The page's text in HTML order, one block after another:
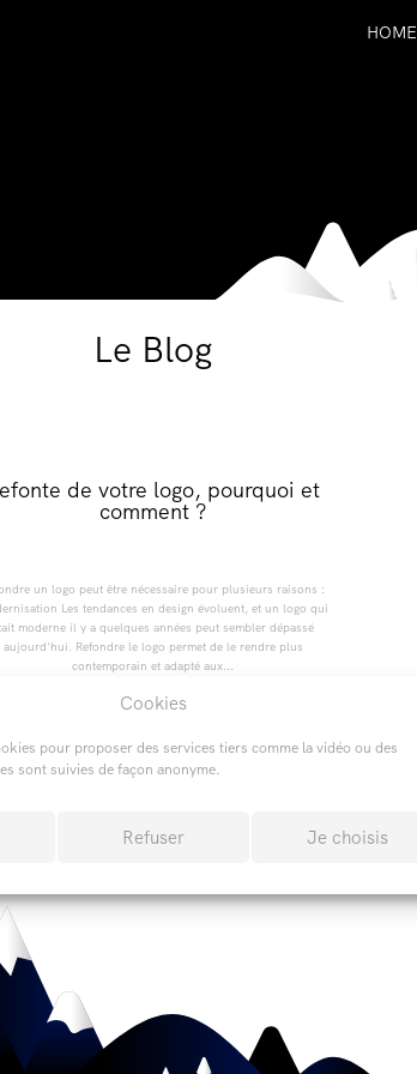
Cookies
pour proposer des services tiers comme la vidéo ou des
sont suivies de façon anonyme.
Refuser Je choisis
HOME
Le Blog
de votre logo, pourquoi et
comment ?
un logo peut être nécessaire pour plusieurs raisons :
Les tendances en design évoluent, et un logo qui
moderne il y a quelques années peut sembler dépassé
aujourd'hui. Refondre le logo permet de le rendre plus
contemporain et adapté aux...
SUITE...